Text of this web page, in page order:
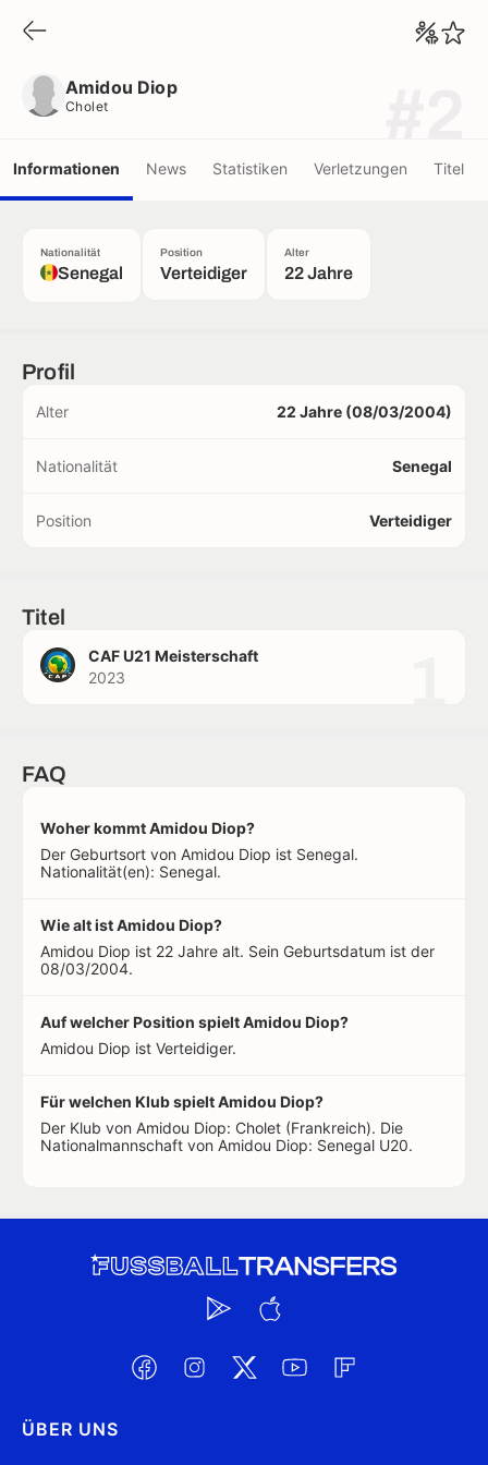
Amidou Diop
Cholet
Informationen News Statistiken Verletzungen Titel
Nationalität
Senegal
Position
Verteidiger
Alter
22 Jahre
Profil
Alter 22 Jahre (08/03/2004)
Nationalität Senegal
Position Verteidiger
Titel
CAF U21 Meisterschaft
2023
FAQ
Woher kommt Amidou Diop?
Der Geburtsort von Amidou Diop ist Senegal.
Nationalität(en): Senegal.
Wie alt ist Amidou Diop?
Amidou Diop ist 22 Jahre alt. Sein Geburtsdatum ist der
08/03/2004.
Auf welcher Position spielt Amidou Diop?
Amidou Diop ist Verteidiger.
Für welchen Klub spielt Amidou Diop?
Der Klub von Amidou Diop: Cholet (Frankreich). Die
Nationalmannschaft von Amidou Diop: Senegal U20.
ÜBER UNS